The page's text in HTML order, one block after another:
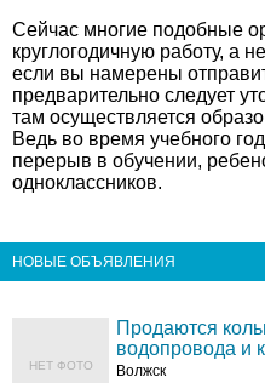
Сейчас многие подобные
круглогодичную работу, а
если вы намерены
предварительно следует
там осуществляется
Ведь во время учебного
перерыв в обучении,
одноклассников.
НОВЫЕ ОБЪЯВЛЕНИЯ
НЕТ ФОТО
Продаются
водопровода и
Волжск